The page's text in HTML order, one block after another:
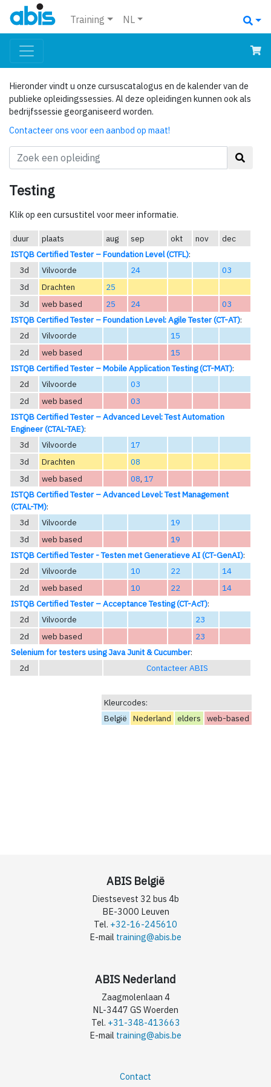
Training NL
Hieronder vindt u onze cursuscatalogus en de kalender van de
publieke opleidingssessies. Al deze opleidingen kunnen ook als
bedrijfssessie georganiseerd worden.
Contacteer ons voor een aanbod op maat!
Testing
Klik op een cursustitel voor meer informatie.
duur plaats aug sep okt nov
dec
ISTQB Certified Tester – Foundation Level (CTFL):
3d
Vilvoorde 24
03
3d
Drachten
25
3d
web based 25 24
03
ISTQB Certified Tester – Foundation Level: Agile Tester (CT-AT):
2d
Vilvoorde
15
2d
web based
15
ISTQB Certified Tester – Mobile Application Testing (CT-MAT):
2d
Vilvoorde
03
2d
web based
03
ISTQB Certified Tester – Advanced Level: Test Automation
Engineer (CTAL-TAE):
3d
Vilvoorde
17
3d
Drachten
08
3d
web based 08, 17
ISTQB Certified Tester – Advanced Level: Test Management
(CTAL-TM):
3d
Vilvoorde
19
3d
web based
19
ISTQB Certified Tester - Testen met Generatieve AI (CT-GenAI):
2d
Vilvoorde 10 22
14
2d
web based 10 22
14
ISTQB Certified Tester – Acceptance Testing (CT-AcT):
2d
Vilvoorde
23
2d
web based
23
Selenium for testers using Java Junit & Cucumber:
2d
Contacteer ABIS
Kleurcodes:
België
Nederland elders web-based
ABIS België
Diestsevest 32 bus 4b
BE-3000 Leuven
Tel. +32-16-245610
E-mail training@abis.be
ABIS Nederland
Zaagmolenlaan 4
NL-3447 GS Woerden
Tel. +31-348-413663
E-mail training@abis.be
Contact